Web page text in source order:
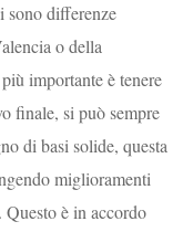
sono differenze
o della
importante è tenere
finale, si può sempre
di basi solide, questa
miglioramenti
è in accordo